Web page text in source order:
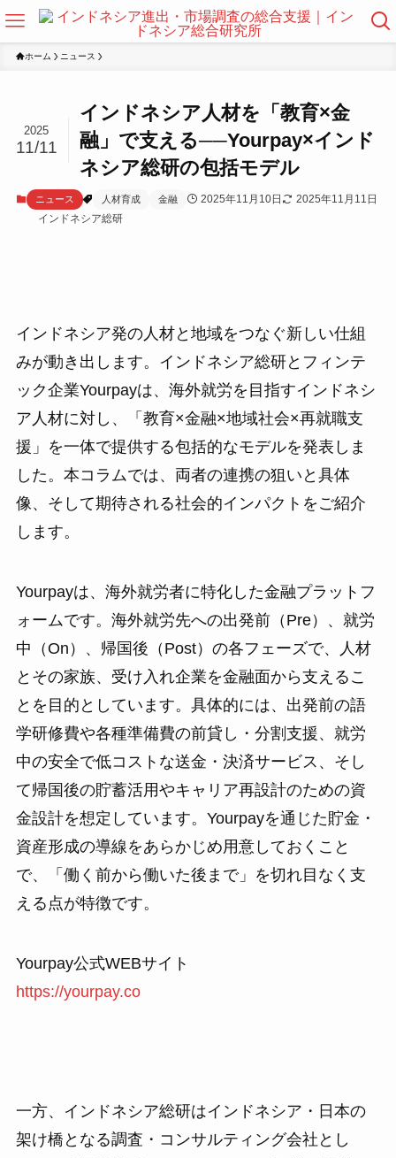
ホーム ニュース
インドネシア人材を「教育×金
融」で支える──Yourpay×インド
ネシア総研の包括モデル
2025
11/11
ニュース 人材育成 金融 2025年11月10日
2025年11月11日
インドネシア総研
インドネシア発の人材と地域をつなぐ新しい仕組
みが動き出します。インドネシア総研とフィンテ
ック企業Yourpayは、海外就労を目指すインドネシ
ア人材に対し、「教育×金融×地域社会×再就職支
援」を一体で提供する包括的なモデルを発表しま
した。本コラムでは、両者の連携の狙いと具体
像、そして期待される社会的インパクトをご紹介
します。
Yourpayは、海外就労者に特化した金融プラットフ
ォームです。海外就労先への出発前（Pre）、就労
中（On）、帰国後（Post）の各フェーズで、人材
とその家族、受け入れ企業を金融面から支えるこ
とを目的としています。具体的には、出発前の語
学研修費や各種準備費の前貸し・分割支援、就労
中の安全で低コストな送金・決済サービス、そし
て帰国後の貯蓄活用やキャリア再設計のための資
金設計を想定しています。Yourpayを通じた貯金・
資産形成の導線をあらかじめ用意しておくこと
で、「働く前から働いた後まで」を切れ目なく支
える点が特徴です。
Yourpay公式WEBサイト
https://yourpay.co
一方、インドネシア総研はインドネシア・日本の
架け橋となる調査・コンサルティング会社とし